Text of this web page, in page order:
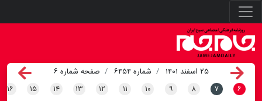
۲۵ اسفند ۱۴۰۱ شماره ۶۴۵۴
صفحه شماره ۶
۶ ۷ ۸ ۹ ۱۰ ۱۱ ۱۲ ۱۳ ۱۴ ۱۵ ۱۶